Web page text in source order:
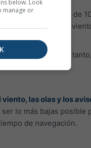
bajo (menos de
de las olas de
de fondo. Por lo
viento, las olas y los
lo más bajas posible
de navegación.
below. Look
manage or